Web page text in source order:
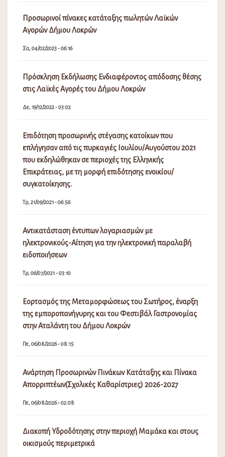
Προσωρινοί πίνακες κατάταξης πωλητών Λαϊκών
Αγορών Δήμου Λοκρών
Σα, 04/02/2023 - 06:16
Πρόσκληση Εκδήλωσης Ενδιαφέροντος απόδοσης θέσης
στις Λαϊκές Αγορές του Δήμου Λοκρών
Δε, 19/12/2022 - 03:02
Επιδότηση προσωρινής στέγασης κατοίκων που
επλήγησαν από τις πυρκαγιές Ιουλίου/Αυγούστου 2021
που εκδηλώθηκαν σε περιοχές της Ελληνικής
Επικράτειας, με τη μορφή επιδότησης ενοικίου/
συγκατοίκησης.
Τρ, 21/09/2021 - 06:56
Αντικατάσταση έντυπων λογαριασμών με
ηλεκτρονικούς-Αίτηση για την ηλεκτρονική παραλαβή
ειδοποιήσεων
Τρ, 06/07/2021 - 03:10
Εορτασμός της Μεταμορφώσεως του Σωτήρος, έναρξη
της εμποροπανήγυρης και του Φεστιβάλ Γαστρονομίας
στην Αταλάντη του Δήμου Λοκρών
Πε, 06/08/2026 - 08:15
Ανάρτηση Προσωρινών Πινάκων Κατάταξης και Πίνακα
Απορριπτέων(Σχολικές Καθαρίστριες) 2026-2027
Πε, 06/08/2026 - 02:08
Διακοπή Υδροδότησης στην περιοχή Μαμάκα και στους
οικισμούς περιμετρικά